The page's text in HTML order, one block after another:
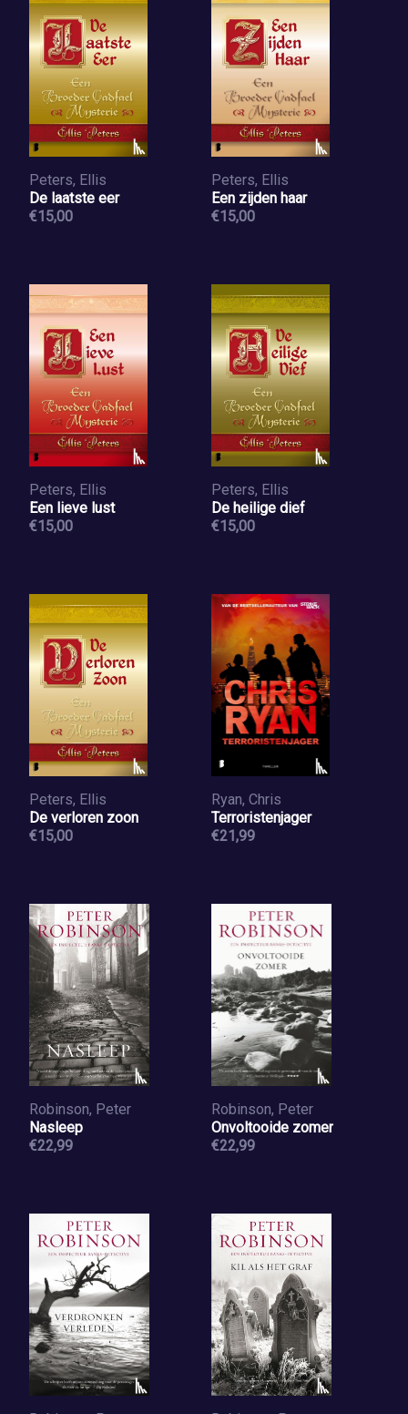
Peters, Ellis
De laatste eer
€15,00
Peters, Ellis
Een zijden haar
€15,00
Peters, Ellis
Een lieve lust
€15,00
Peters, Ellis
De heilige dief
€15,00
Peters, Ellis
De verloren zoon
€15,00
Ryan, Chris
Terroristenjager
€21,99
Robinson, Peter
Nasleep
€22,99
Robinson, Peter
Onvoltooide zomer
€22,99